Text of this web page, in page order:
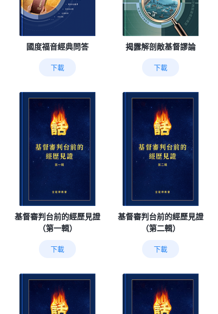
國度福音經典問答
下載
揭露解剖敵基督謬論
下載
基督審判台前的經歷見證
（第一輯）
下載
基督審判台前的經歷見證
（第二輯）
下載